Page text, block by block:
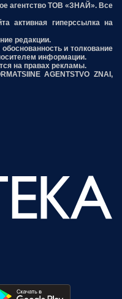
агентство ТОВ «ЗНАЙ». Все
активная гиперссылка на
редакции.
и толкование
информации.
на правах рекламы.
AGENTSTVO ZNAI,